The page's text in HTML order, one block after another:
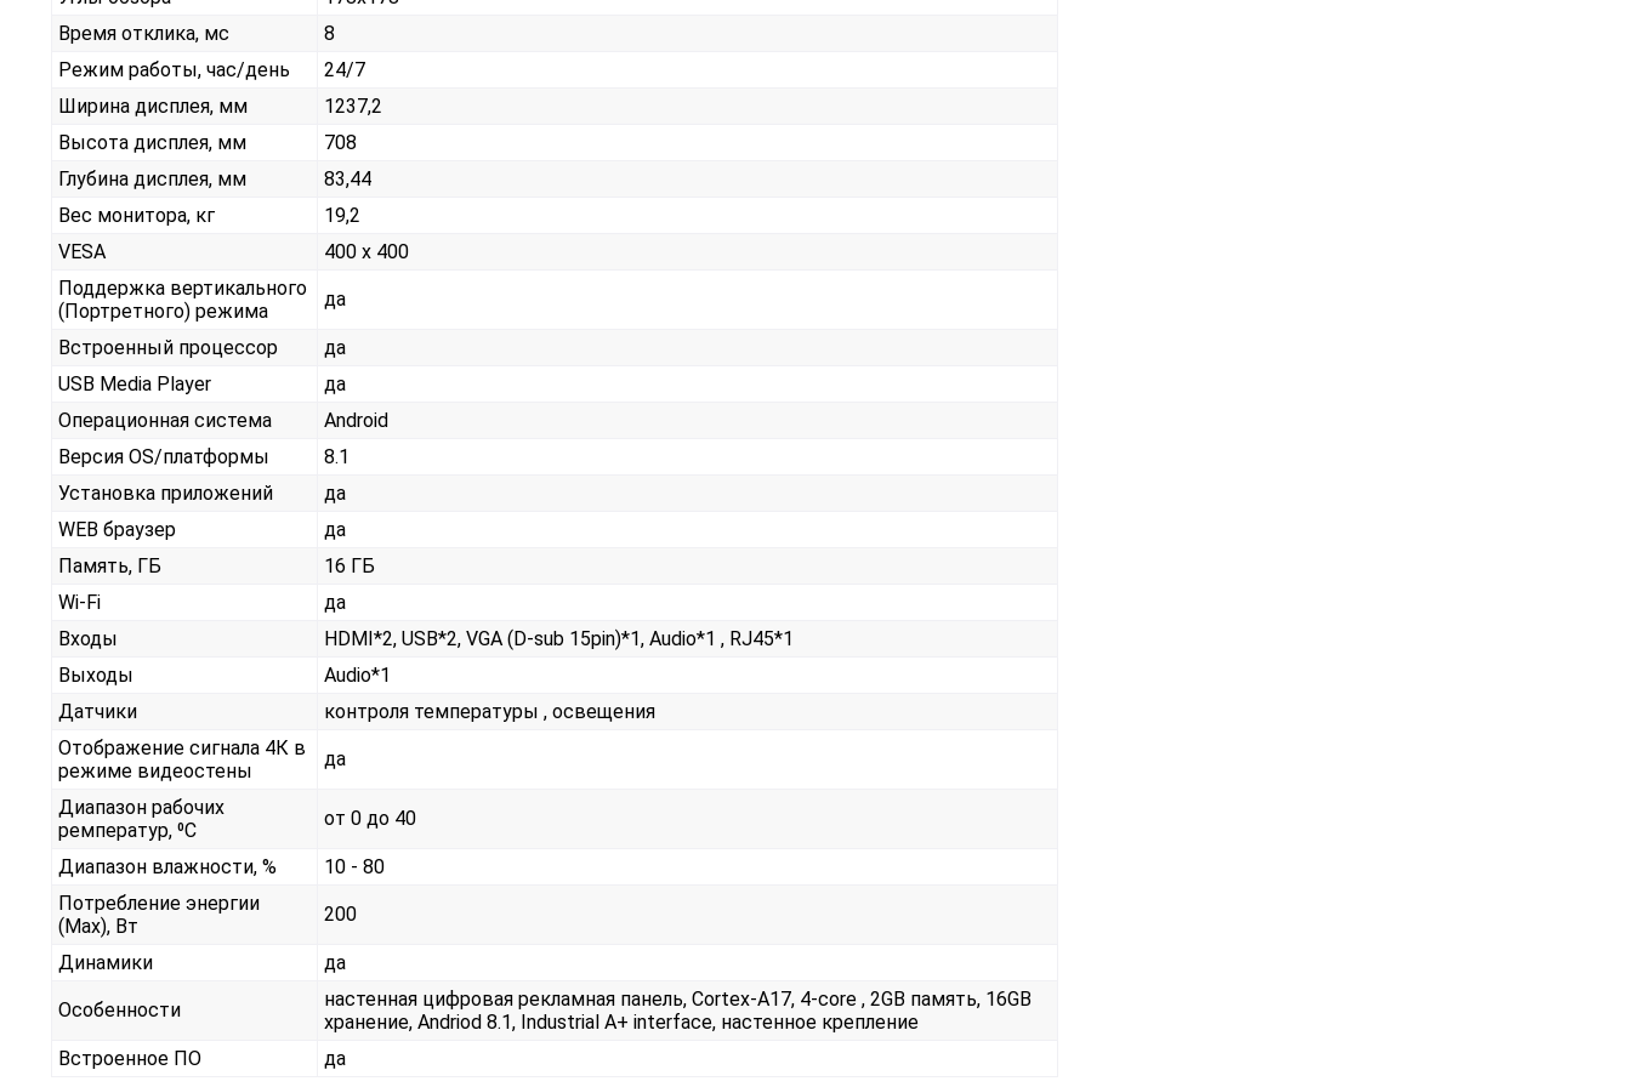
Время отклика, мс
8
Режим работы, час/день
24/7
Ширина дисплея, мм
1237,2
Высота дисплея, мм
708
Глубина дисплея, мм
83,44
Вес монитора, кг
19,2
VESA
400 x 400
Поддержка вертикального
(Портретного) режима
да
Встроенный процессор
да
USB Media Player
да
Операционная система
Android
Версия OS/платформы
8.1
Установка приложений
да
WEB браузер
да
Память, ГБ
16 ГБ
Wi-Fi
да
Входы
HDMI*2, USB*2, VGA (D-sub 15pin)*1, Audio*1 , RJ45*1
Выходы
Audio*1
Датчики
контроля температуры , освещения
Отображение сигнала 4К в
режиме видеостены
да
Диапазон рабочих
ремператур, ⁰С
от 0 до 40
Диапазон влажности, %
10 - 80
Потребление энергии
(Max), Вт
200
Динамики да
Особенности
настенная цифровая рекламная панель, Cortex-A17, 4-core , 2GB память, 16GB
хранение, Andriod 8.1, Industrial A+ interface, настенное крепление
Встроенное ПО
да